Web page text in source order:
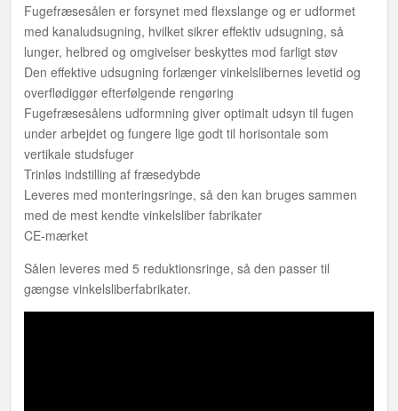
Fugefræsesålen er forsynet med flexslange og er udformet
med kanaludsugning, hvilket sikrer effektiv udsugning, så
lunger, helbred og omgivelser beskyttes mod farligt støv
Den effektive udsugning forlænger vinkelslibernes levetid og
overflødiggør efterfølgende rengøring
Fugefræsesålens udformning giver optimalt udsyn til fugen
under arbejdet og fungere lige godt til horisontale som
vertikale studsfuger
Trinløs indstilling af fræsedybde
Leveres med monteringsringe, så den kan bruges sammen
med de mest kendte vinkelsliber fabrikater
CE-mærket
Sålen leveres med 5 reduktionsringe, så den passer til
gængse vinkelsliberfabrikater.